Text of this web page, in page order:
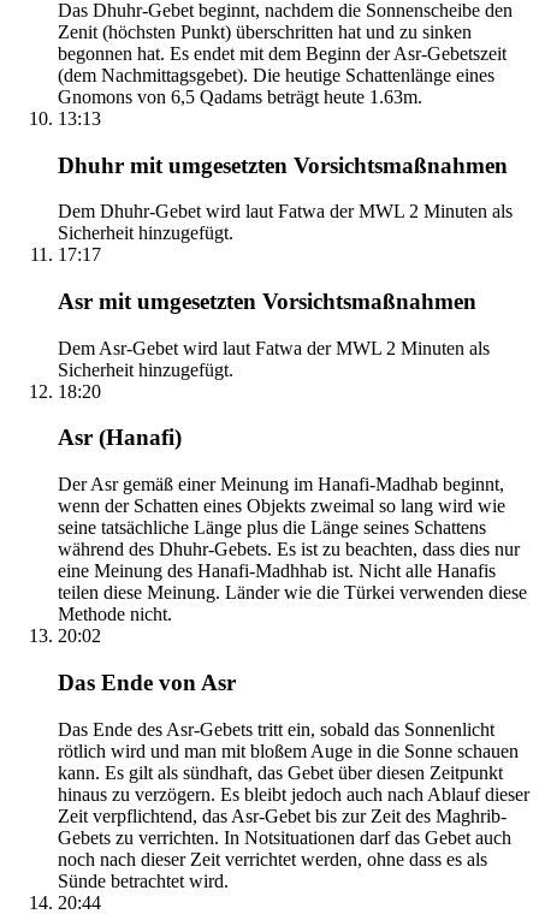
Das Dhuhr-Gebet beginnt, nachdem die Sonnenscheibe den
Zenit (höchsten Punkt) überschritten hat und zu sinken
begonnen hat. Es endet mit dem Beginn der Asr-Gebetszeit
(dem Nachmittagsgebet). Die heutige Schattenlänge eines
Gnomons von 6,5 Qadams beträgt heute 1.63m.
13:13
Dhuhr mit umgesetzten Vorsichtsmaßnahmen
Dem Dhuhr-Gebet wird laut Fatwa der MWL 2 Minuten als
Sicherheit hinzugefügt.
17:17
Asr mit umgesetzten Vorsichtsmaßnahmen
Dem Asr-Gebet wird laut Fatwa der MWL 2 Minuten als
Sicherheit hinzugefügt.
18:20
Asr (Hanafi)
Der Asr gemäß einer Meinung im Hanafi-Madhab beginnt,
wenn der Schatten eines Objekts zweimal so lang wird wie
seine tatsächliche Länge plus die Länge seines Schattens
während des Dhuhr-Gebets. Es ist zu beachten, dass dies nur
eine Meinung des Hanafi-Madhhab ist. Nicht alle Hanafis
teilen diese Meinung. Länder wie die Türkei verwenden diese
Methode nicht.
20:02
Das Ende von Asr
Das Ende des Asr-Gebets tritt ein, sobald das Sonnenlicht
rötlich wird und man mit bloßem Auge in die Sonne schauen
kann. Es gilt als sündhaft, das Gebet über diesen Zeitpunkt
hinaus zu verzögern. Es bleibt jedoch auch nach Ablauf dieser
Zeit verpflichtend, das Asr-Gebet bis zur Zeit des Maghrib-
Gebets zu verrichten. In Notsituationen darf das Gebet auch
noch nach dieser Zeit verrichtet werden, ohne dass es als
Sünde betrachtet wird.
20:44